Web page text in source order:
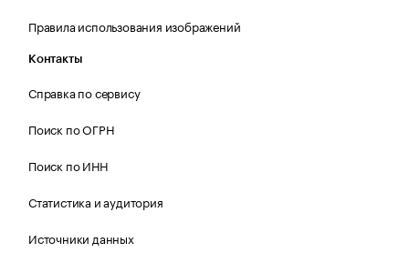
Правила использования изображений
Контакты
Справка по сервису
Поиск по ОГРН
Поиск по ИНН
Статистика и аудитория
Источники данных